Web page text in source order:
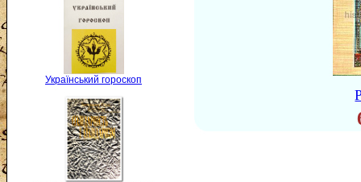
Український гороскоп